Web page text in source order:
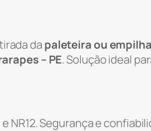
da paleteira ou
– PE. Solução ideal
NR12. Segurança e